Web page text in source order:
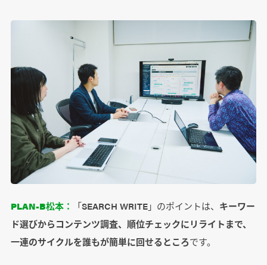
PLAN-B松本： 「SEARCH WRITE」のポイントは、 キーワー
ド選びからコンテンツ調査、順位チェックにリライトまで、
一連のサイクルを誰もが簡単に回せるところです。